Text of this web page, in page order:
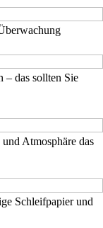
– das sollten Sie
Atmosphäre das
Schleifpapier und